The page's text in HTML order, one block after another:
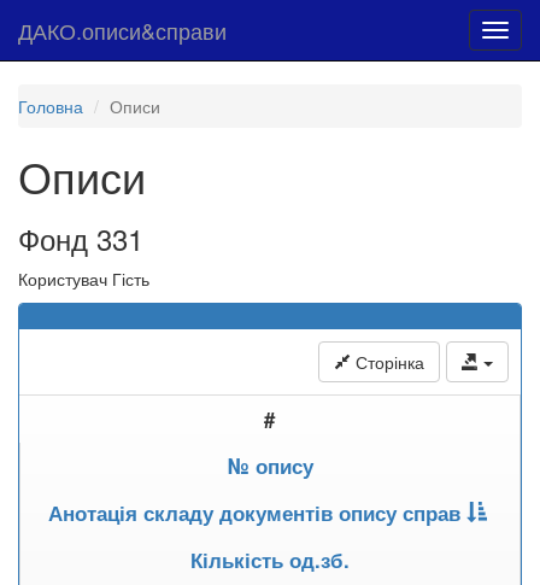
ДАКО.описи&справи
Головна Описи
Описи
Фонд 331
Користувач Гість
Сторінка
#
№ опису
Анотація складу документів опису справ
Кількість од.зб.